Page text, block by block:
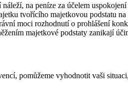
na peníze za účelem
tvořícího majetkovou podstatu
moci rozhodnutí o prohlášení
majetkové podstaty zanikají
pomůžeme vyhodnotit vaši